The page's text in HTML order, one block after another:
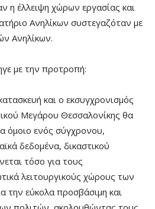
η έλλειψη χώρων εργασίας και
Ανηλίκων συστεγαζόταν με
Ανηλίκων.
με την προτροπή:
και ο εκσυγχρονισμός
Μεγάρου Θεσσαλονίκης θα
όμοιο ενός σύγχρονου,
δεδομένα, δικαστικού
τόσο για τους
λειτουργικούς χώρους των
την εύκολα προσβάσιμη και